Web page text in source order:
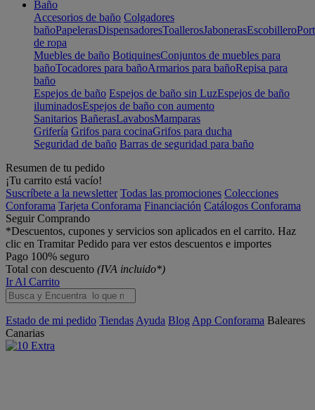
Baño
Accesorios de baño Colgadores
bañoPapelerasDispensadoresToallerosJabonerasEscobillero
de ropa
Muebles de baño BotiquinesConjuntos de muebles para
bañoTocadores para bañoArmarios para bañoRepisa para
baño
Espejos de baño Espejos de baño sin LuzEspejos de baño
iluminadosEspejos de baño con aumento
Sanitarios BañerasLavabosMamparas
Grifería Grifos para cocinaGrifos para ducha
Seguridad de baño Barras de seguridad para baño
Resumen de tu pedido
¡Tu carrito está vacío!
Suscríbete a la newsletter Todas las promociones Colecciones
Conforama Tarjeta Conforama Financiación Catálogos Conforama
Seguir Comprando
*Descuentos, cupones y servicios son aplicados en el carrito. Haz
clic en Tramitar Pedido para ver estos descuentos e importes
Pago 100% seguro
Total con descuento (IVA incluido*)
Ir Al Carrito
Estado de mi pedido Tiendas Ayuda Blog App Conforama Baleares
Canarias